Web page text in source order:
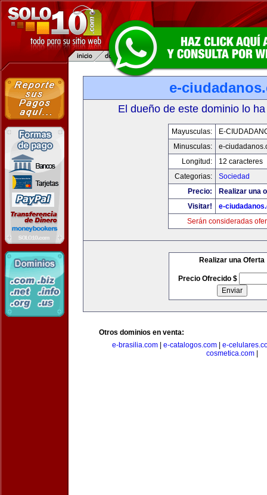
e-
El dueño de este dominio lo
Mayusculas:
E-
Minusculas:
e-
Longitud:
12 caracteres
Categorias:
Sociedad
Precio:
Realizar una
Visitar!
e-
Serán consideradas
Realizar una Oferta
Precio Ofrecido $
Otros dominios en venta:
e-brasilia.com
e-catalogos.com
e-
cosmetica.com|